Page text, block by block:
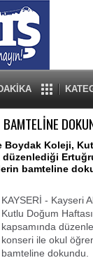
Boydak Koleji,
düzenlediği
bamteline
KAYSERİ - Kayseri
Kutlu Doğum
kapsamında
konseri ile okul
bamteline dokundu.